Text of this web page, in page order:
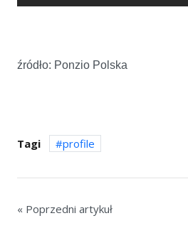
źródło: Ponzio Polska
Tagi profile
« Poprzedni artykuł